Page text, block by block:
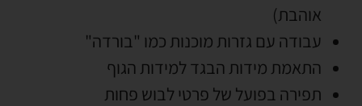
אוהבת)
עבודה עם גזרות מוכנות כמו "בורדה"
התאמת מידות הבגד למידות הגוף
תפירה בפועל של פרטי לבוש פחות